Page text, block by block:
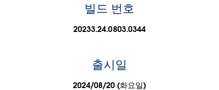
빌드 번호
20233.24.0803.0344
출시일
2024/08/20 (화요일)